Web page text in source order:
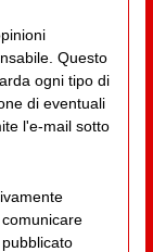
Questo
ogni tipo di
di eventuali
l'e-mail sotto